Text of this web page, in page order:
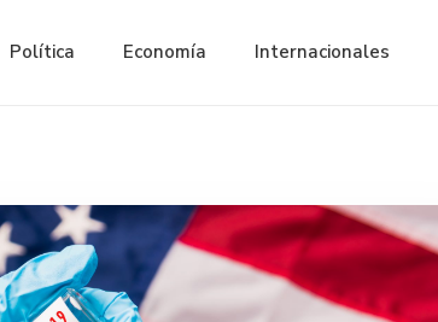
Política Economía Internacionales